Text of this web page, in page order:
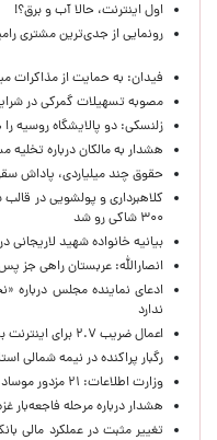
اول اینترنت، حالا آب و برق؟!
رونمایی از جدی‌ترین مشتری
فیدان: به حمایت از مذاکرات
مصوبه تسهیلات گمرکی در
زلنسکی: دو پالایشگاه روسیه
هشدار به مالکان درباره
حقوق چند میلیاردی، پاداش
کلاهبرداری و پولشویی در
۳۰۰ شاکی رو شد
بیانیه خانواده شهید لاریجانی
انصارالله: عربستان راهی جز
ادعای نماینده مجلس درباره
ندارد
اعمال ضریب ۲.۷ برای اینترنت بین‌الملل صحت ندارد
رگبار پراکنده در نیمه شمالی
وزارت اطلاعات: ۲۱ مزدور موساد و ۴ شرور مسلح در کرمان بازداشت شدند
هشدار درباره مرحله